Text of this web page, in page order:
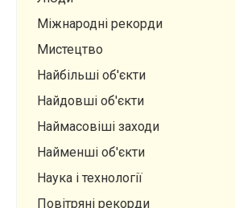
Міжнародні рекорди
Мистецтво
Найбільші об'єкти
Найдовші об'єкти
Наймасовіші заходи
Найменші об'єкти
Наука і технології
Повітряні рекорди